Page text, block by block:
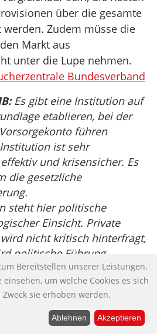
über die gesamte
werden. Zudem müsse die
Markt aus
unter die Lupe nehmen.
Bundesverband
Es gibt eine Institution auf
etablieren, bei der
führen
ist sehr
und krisensicher. Es
die gesetzliche
steht hier politische
Einsicht. Private
nicht kritisch hinterfragt,
politische Führung
man aus dem Weltall
dass die Subventionierung
oberste
hat.
Bereitstellen unserer Leistungen.
einsehen, um welche Cookies es sich
sie erhoben werden.
Ablehnen Akzeptieren